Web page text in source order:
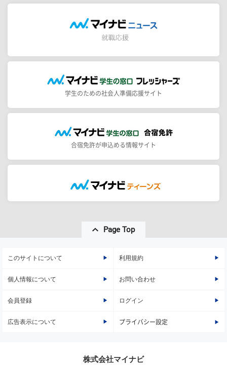
学生のための社会人準備応援サイト
合宿免許が申込める情報サイト
Page Top
このサイトについて 利用規約
個人情報について お問い合わせ
会員登録 ログイン
広告表示について プライバシー設定
株式会社マイナビ